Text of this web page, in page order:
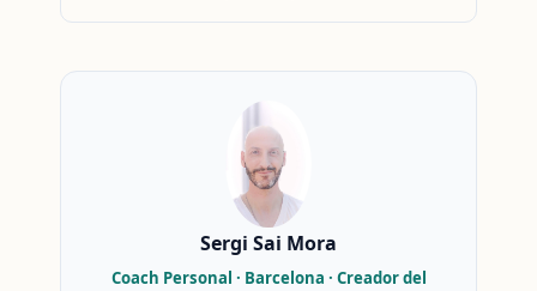
Sergi Sai Mora
Coach Personal · Barcelona · Creador del